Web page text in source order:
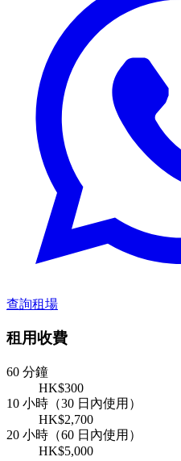
查詢租場
租用收費
60 分鐘
HK$300
10 小時（30 日內使用）
HK$2,700
20 小時（60 日內使用）
HK$5,000